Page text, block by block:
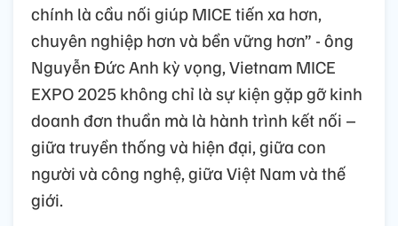
chính là cầu nối giúp MICE tiến xa hơn,
chuyên nghiệp hơn và bền vững hơn” - ông
Nguyễn Đức Anh kỳ vọng, Vietnam MICE
EXPO 2025 không chỉ là sự kiện gặp gỡ kinh
doanh đơn thuần mà là hành trình kết nối –
giữa truyền thống và hiện đại, giữa con
người và công nghệ, giữa Việt Nam và thế
giới.